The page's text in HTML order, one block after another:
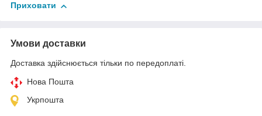
Приховати
Умови доставки
Доставка здійснюється тільки по передоплаті.
Нова Пошта
Укрпошта